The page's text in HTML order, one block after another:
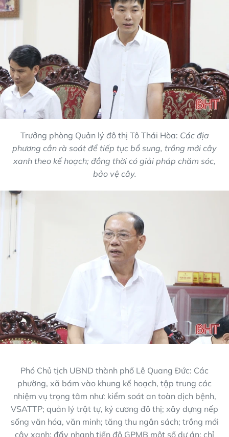
Trưởng phòng Quản lý đô thị Tô Thái Hòa: Các địa
phương cần rà soát để tiếp tục bổ sung, trồng mới cây
xanh theo kế hoạch; đồng thời có giải pháp chăm sóc,
bảo vệ cây.
Phó Chủ tịch UBND thành phố Lê Quang Đức: Các
phường, xã bám vào khung kế hoạch, tập trung các
nhiệm vụ trọng tâm như: kiểm soát an toàn dịch bệnh,
VSATTP; quản lý trật tự, kỷ cương đô thị; xây dựng nếp
sống văn hóa, văn minh; tăng thu ngân sách; trồng mới
cây xanh; đẩy nhanh tiến độ GPMB một số dự án; chỉ